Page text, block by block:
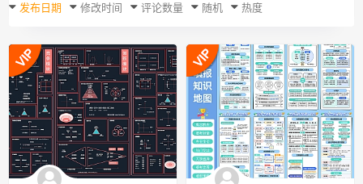
发布日期 修改时间 评论数量 随机 热度